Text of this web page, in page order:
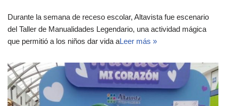
Durante la semana de receso escolar, Altavista fue escenario
del Taller de Manualidades Legendario, una actividad mágica
que permitió a los niños dar vida aLeer más »